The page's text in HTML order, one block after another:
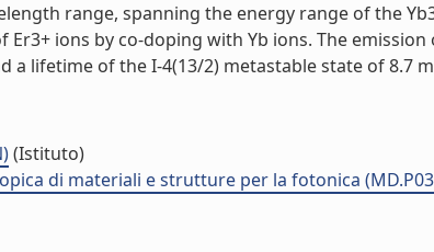
range, spanning the energy range of the
ions by co-doping with Yb ions. The
a lifetime of the I-4(13/2) metastable state of 8.7
(Istituto)
di materiali e strutture per la fotonica